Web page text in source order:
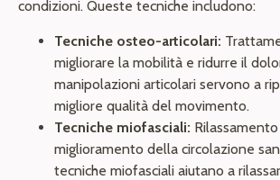
condizioni. Queste tecniche includono:
Tecniche osteo-articolari:
migliorare la mobilità e ridurre il
manipolazioni articolari servono a
migliore qualità del movimento.
Tecniche miofasciali:
miglioramento della circolazione
tecniche miofasciali aiutano a